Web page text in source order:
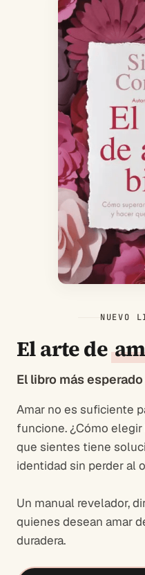
NUEVO
El arte de
El libro más
Amar no es suficiente
funcione. ¿Cómo
que sientes tiene
identidad sin perder al
Un manual revelador,
quienes desean amar
duradera.